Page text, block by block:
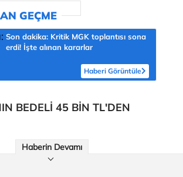
Son dakika: Kritik MGK toplantısı sona
erdi! İşte alınan kararlar
Haberi Görüntüle
BEDELİ 45 BİN TL'DEN
Haberin Devamı